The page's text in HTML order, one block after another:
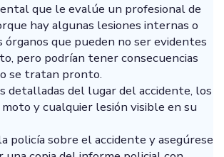
que le evalúe un profesional de
hay algunas lesiones internas o
órganos que pueden no ser evidentes
pero podrían tener consecuencias
se tratan pronto.
detalladas del lugar del accidente, los
moto y cualquier lesión visible en su
policía sobre el accidente y asegúrese